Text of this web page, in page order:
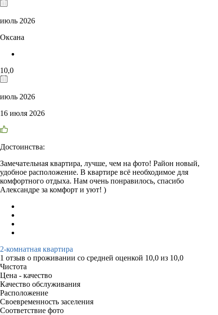
июль 2026
Оксана
10,0
июль 2026
16 июля 2026
Достоинства:
Замечательная квартира, лучше, чем на фото! Район новый,
удобное расположение. В квартире всё необходимое для
комфортного отдыха. Нам очень понравилось, спасибо
Александре за комфорт и уют! )
2-комнатная квартира
1 отзыв о проживании со средней оценкой 10,0 из 10,0
Чистота
Цена - качество
Качество обслуживания
Расположение
Своевременность заселения
Соответствие фото